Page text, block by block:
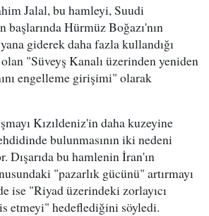
Jalal, bu hamleyi, Suudi
başlarında Hürmüz Boğazı'nın
giderek daha fazla kullandığı
"Süveyş Kanalı üzerinden yeniden
engelleme girişimi" olarak
Kızıldeniz'in daha kuzeyine
bulunmasının iki nedeni
Dışarıda bu hamlenin İran'ın
"pazarlık gücünü" artırmayı
ise "Riyad üzerindeki zorlayıcı
etmeyi" hedeflediğini söyledi.